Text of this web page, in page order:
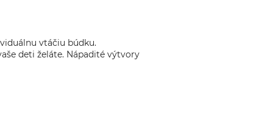
vtáčiu búdku.
deti želáte. Nápadité výtvory